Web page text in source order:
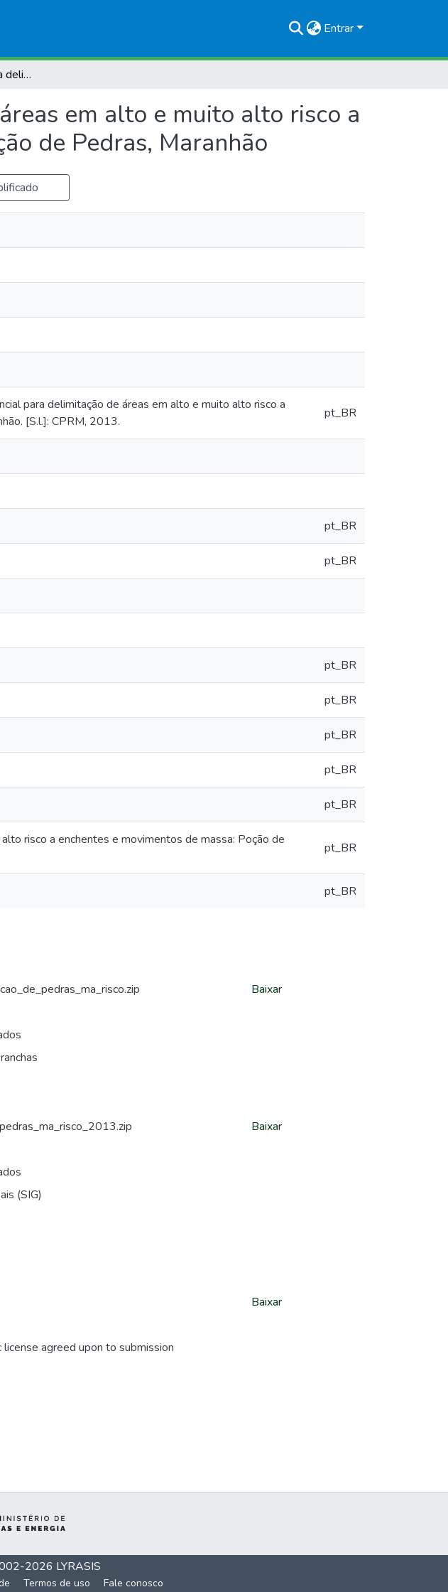
Entrar
Ação emergencial para delimitação de áreas em alto e muito alto risco a enchentes e movimentos de massa: Poção de Pedras, Maranhão
em alto e muito alto risco a
de Pedras, Maranhão
para delimitação de áreas em alto e muito alto risco a
[S.l.]: CPRM, 2013.
pt_BR
pt_BR
pt_BR
pt_BR
pt_BR
pt_BR
pt_BR
pt_BR
risco a enchentes e movimentos de massa: Poção de
pt_BR
pt_BR
Baixar
(SIG)
Baixar
agreed upon to submission
Baixar
2026 LYRASIS
Termos de uso Fale conosco